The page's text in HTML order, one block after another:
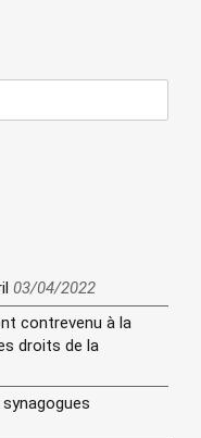
03/04/2022
contrevenu à la
droits de la